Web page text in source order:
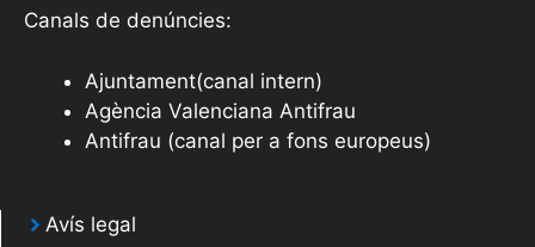
Canals de denúncies:
Ajuntament(canal intern)
Agència Valenciana Antifrau
Antifrau (canal per a fons europeus)
Avís legal